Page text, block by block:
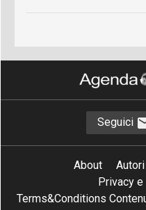
Seguici
About Autori
Privacy
Terms&Conditions